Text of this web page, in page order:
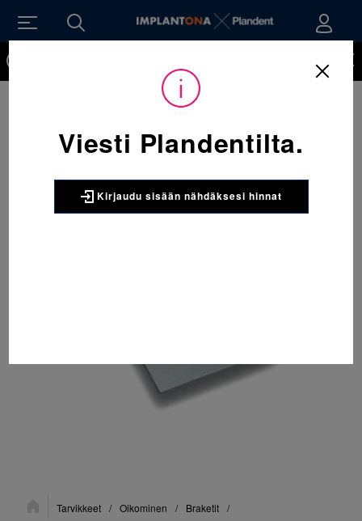
Sijainti:Tarvikkeet / Oikominen / Braketit /
Viesti Plandentilta.
Kirjaudu sisään nähdäksesi hinnat